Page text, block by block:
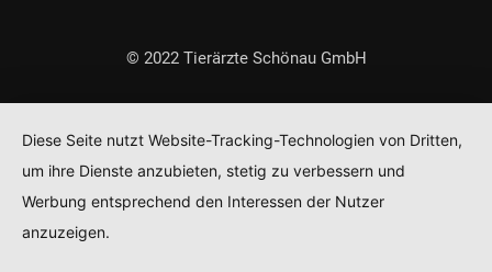
© 2022 Tierärzte Schönau GmbH
Diese Seite nutzt Website-Tracking-Technologien von Dritten,
um ihre Dienste anzubieten, stetig zu verbessern und
Werbung entsprechend den Interessen der Nutzer
anzuzeigen.